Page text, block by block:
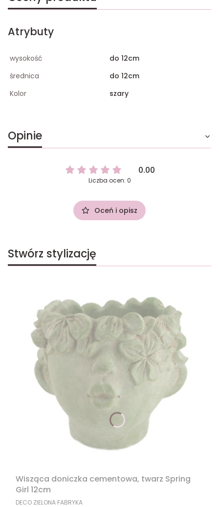
Atrybuty
wysokość
do 12cm
średnica
do 12cm
Kolor
szary
Opinie
0.00
Liczba ocen: 0
Oceń i opisz
Stwórz stylizację
Wisząca doniczka cementowa, twarz Spring
Girl 12cm
PRODUCENT
DECO ZIELONA FABRYKA